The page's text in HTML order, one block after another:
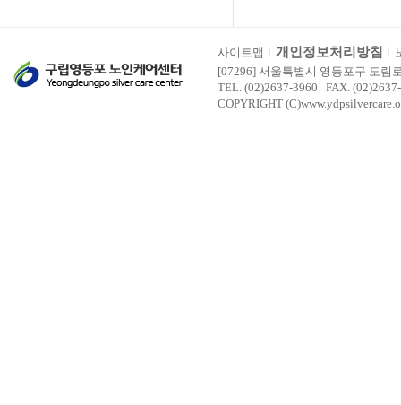
사이트맵 개인정보처리방침
[07296] 서울특별시 영등포구 도림
TEL. (02)2637-3960 FAX.
COPYRIGHT